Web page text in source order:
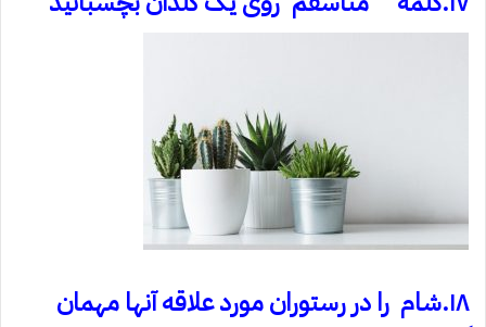
۱۸.شام را در رستوران مورد علاقه آنها مهمان